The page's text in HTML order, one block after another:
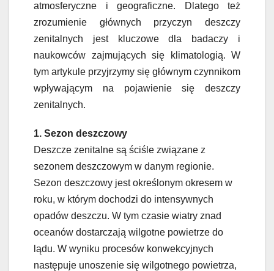
atmosferyczne i geograficzne. Dlatego też
zrozumienie głównych przyczyn deszczy
zenitalnych jest kluczowe dla badaczy i
naukowców zajmujących się klimatologią. W
tym artykule przyjrzymy się głównym czynnikom
wpływającym na pojawienie się deszczy
zenitalnych.
1. Sezon deszczowy
Deszcze zenitalne są ściśle związane z
sezonem deszczowym w danym regionie.
Sezon deszczowy jest określonym okresem w
roku, w którym dochodzi do intensywnych
opadów deszczu. W tym czasie wiatry znad
oceanów dostarczają wilgotne powietrze do
lądu. W wyniku procesów konwekcyjnych
następuje unoszenie się wilgotnego powietrza,